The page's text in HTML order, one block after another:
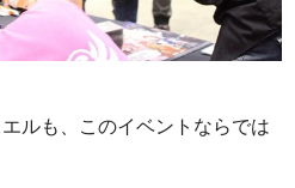
ルも、このイベントならでは